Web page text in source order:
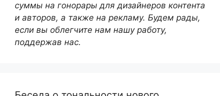
суммы на гонорары для дизайнеров контента
и авторов, а также на рекламу. Будем рады,
если вы облегчите нам нашу работу,
поддержав нас.